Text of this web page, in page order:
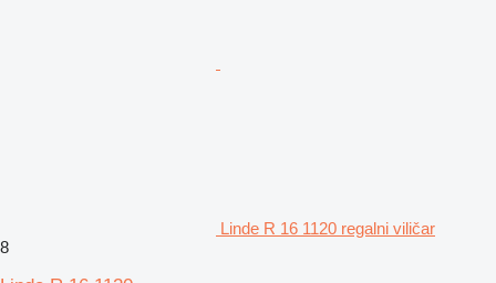
Linde R 16 1120 regalni viličar
8